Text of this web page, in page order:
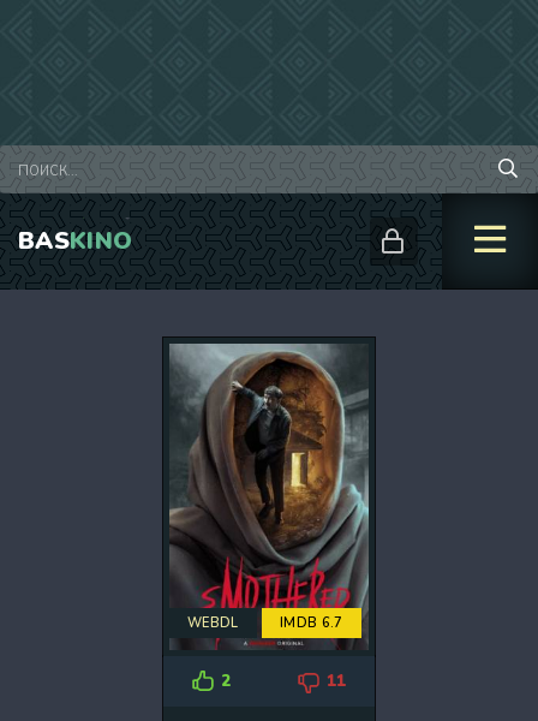
BASKINO
WEBDL IMDB 6.7
2 11